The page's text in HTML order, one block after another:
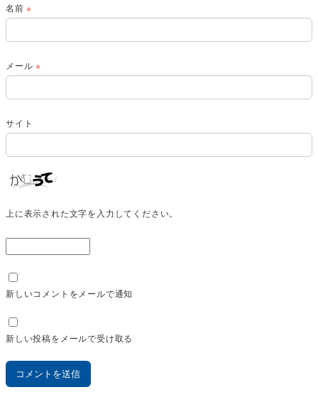
名前※
メール※
サイト
上に表示された文字を入力してください。
新しいコメントをメールで通知
新しい投稿をメールで受け取る